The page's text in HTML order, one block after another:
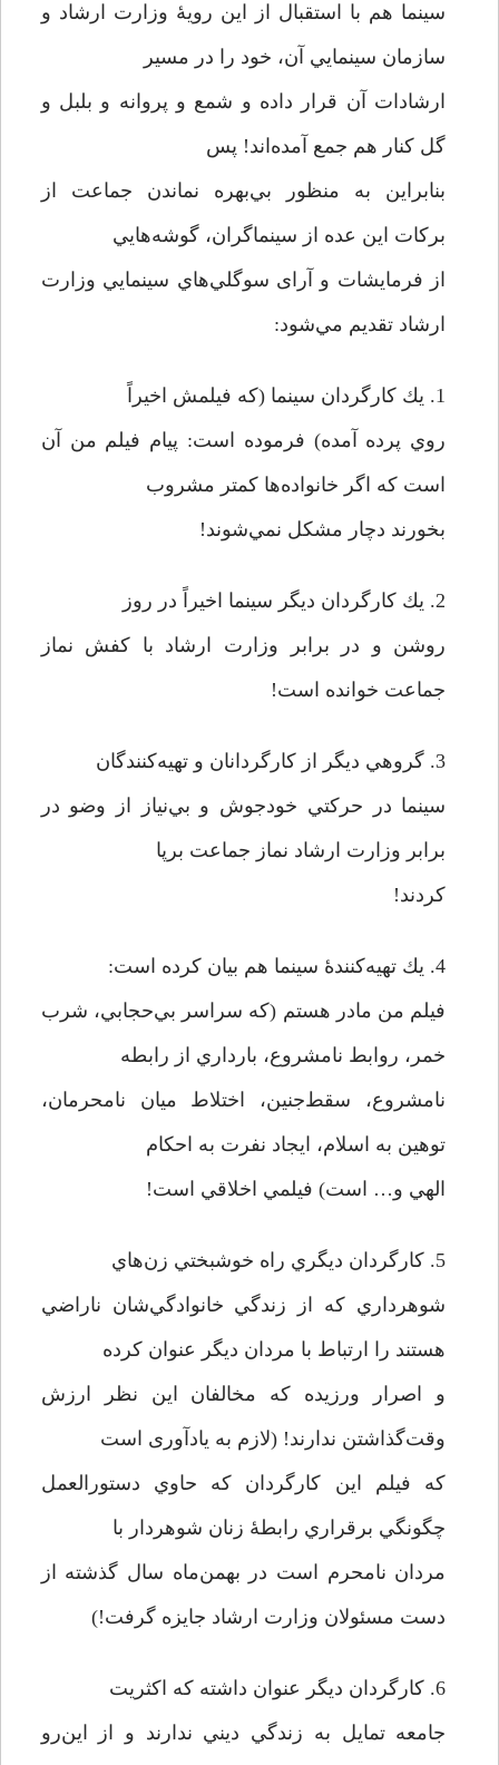
سينما هم با استقبال از اين رويۀ وزارت ارشاد و
سازمان سينمايي آن، خود را در مسير
ارشادات آن قرار داده و شمع و پروانه و بلبل و
گل كنار هم جمع آمده‌اند! پس
بنابراین به منظور بي‌بهره نماندن جماعت از
بركات اين عده از سينماگران، گوشه‌هايي
از فرمايشات و آرای سوگلي‌هاي سينمايي وزارت
ارشاد تقديم مي‌شود:
1. يك كارگردان سينما (كه فيلمش اخيراً
روي پرده آمده) فرموده است: پيام فيلم من آن
است كه اگر خانواده‌ها كمتر مشروب
بخورند دچار مشكل نمي‌شوند!
2. يك كارگردان ديگر سينما اخيراً در روز
روشن و در برابر وزارت ارشاد با كفش نماز
جماعت خوانده است!
3. گروهي ديگر از كارگردانان و تهيه‌كنندگان
سينما در حركتي خودجوش و بي‌نياز از وضو در
برابر وزارت ارشاد نماز جماعت برپا
كردند!
4. يك تهيه‌كنندۀ سينما هم بيان کرده است:
فيلم من مادر هستم (كه سراسر بي‌حجابي، شرب
خمر، روابط نامشروع، بارداري از رابطه
نامشروع، سقط‌جنين، اختلاط ميان نامحرمان،
توهين به اسلام، ايجاد نفرت به احكام
الهي و… است) فيلمي اخلاقي است!
5. كارگردان ديگري راه خوشبختي زن‌هاي
شوهرداري كه از زندگي خانوادگي‌شان ناراضي
هستند را ارتباط با مردان ديگر عنوان كرده
و اصرار ورزيده كه مخالفان اين نظر ارزش
وقت‌گذاشتن ندارند! (لازم به یاد‌آوری است
كه فيلم اين كارگردان كه حاوي دستورالعمل
چگونگي برقراري رابطۀ زنان شوهردار با
مردان نامحرم است در بهمن‌ماه سال گذشته از
دست مسئولان وزارت ارشاد جايزه گرفت!)
6. كارگردان ديگر عنوان داشته كه اكثريت
جامعه تمايل به زندگي ديني ندارند و از این‌رو